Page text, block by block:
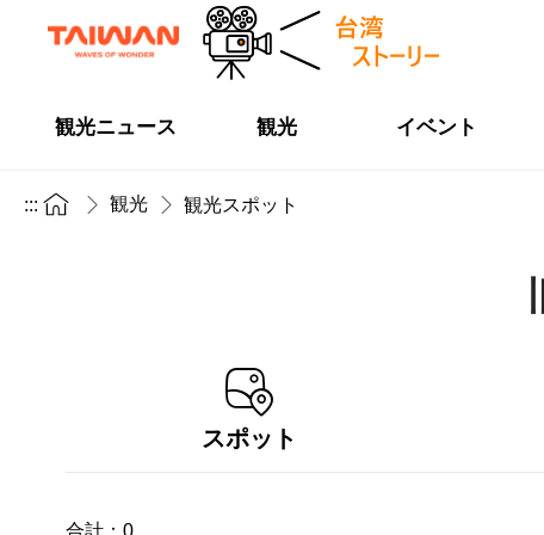
観光ニュース 観光 イベント
::: 観光 観光スポット
スポット
合計： 0